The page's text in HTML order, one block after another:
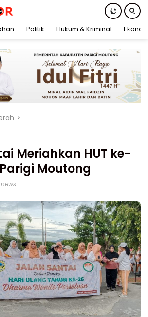
Politik Hukum & Kriminal
Meriahkan HUT ke-
Moutong